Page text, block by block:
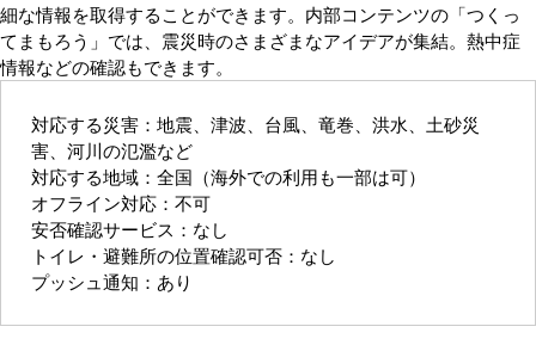
細な情報を取得することができます。内部コンテンツの「つくっ
てまもろう」では、震災時のさまざまなアイデアが集結。熱中症
情報などの確認もできます。
対応する災害：地震、津波、台風、竜巻、洪水、土砂災
害、河川の氾濫など
対応する地域：全国（海外での利用も一部は可）
オフライン対応：不可
安否確認サービス：なし
トイレ・避難所の位置確認可否：なし
プッシュ通知：あり